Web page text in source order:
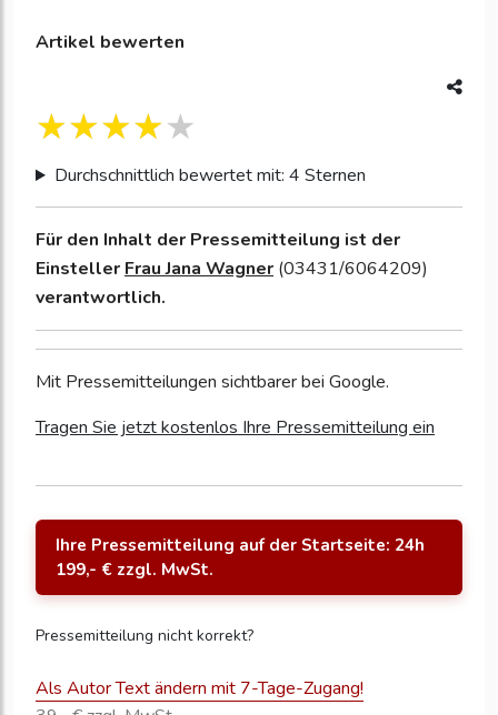
Artikel bewerten
Durchschnittlich bewertet mit: 4 Sternen
Für den Inhalt der Pressemitteilung ist der
Einsteller Frau Jana Wagner (03431/6064209)
verantwortlich.
Mit Pressemitteilungen sichtbarer bei Google.
Tragen Sie jetzt kostenlos Ihre Pressemitteilung ein
Ihre Pressemitteilung auf der Startseite: 24h
199,- € zzgl. MwSt.
Pressemitteilung nicht korrekt?
Als Autor Text ändern mit 7-Tage-Zugang!